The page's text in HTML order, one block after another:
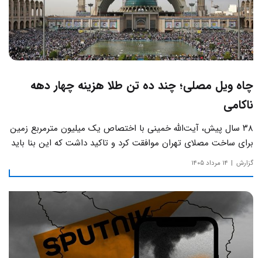
چاه ویل مصلی؛ چند ده تن طلا هزینه چهار دهه
ناکامی
۳۸ سال پیش، آیت‌الله خمینی با اختصاص یک میلیون مترمربع زمین
برای ساخت مصلای تهران موافقت کرد و تاکید داشت که این بنا باید
به دور از زرق‌وبرق و یادآور سادگی مساجد صدر اسلام باشد.
گزارش ۱۴ مرداد ۱۴۰۵